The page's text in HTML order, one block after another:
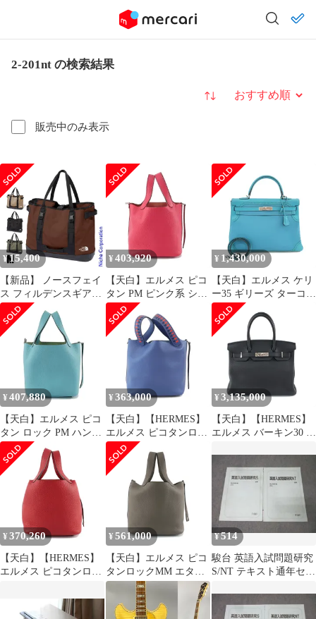
‎2-201nt の検索結果
販売中のみ表示
並び替え
¥15,400
【新品】 ノースフェイ
ス フィルデンスギアト
ート M (NM82201) (NT
ニュートープグリーン)
¥ 403,920
【天白】エルメス ピコ
タン PM ピンク系 シル
バー金具 ハンドバッグ
鞄 レザー A刻印 2017年
頃製造 レディース
¥ 1,430,000
【天白】エルメス ケリ
ー35 ギリーズ ターコイ
ズブルー レザー シルバ
ー金具 T刻 2015年製 ハ
ンドバッグ レディース
¥ 407,880
【天白】エルメス ピコ
タン ロック PM ハンド
バッグ ブルー系 青系
水色系 シルバー金具 A
刻印 2017年頃製造 トリ
ヨン バッグ 鞄 レディ
¥ 363,000
【天白】【HERMES】
エルメス ピコタンロッ
クPM トレサージュ ブ
ルーブライトン×カプシ
ーヌ×ブルーサフィール
C刻 2018年頃製 SV金具
ハンドバッグ【中古】
¥ 3,135,000
【天白】【HERMES】
エルメス バーキン30 ノ
具 A刻印 2017年頃製造
黒 レディース【中古】
¥ 370,260
【天白】【HERMES】
エルメス ピコタンロッ
ック □R刻印 2014年頃
製造 シルバー金具 トリ
¥ 561,000
【天白】エルメス ピコ
タンロックMM エタン
シルバー金具 ハンドバ
ッグ トリヨン D刻印
2019年頃製造 鞄 グレー
¥514
駿台 英語入試問題研究
S/NT テキスト通年セッ